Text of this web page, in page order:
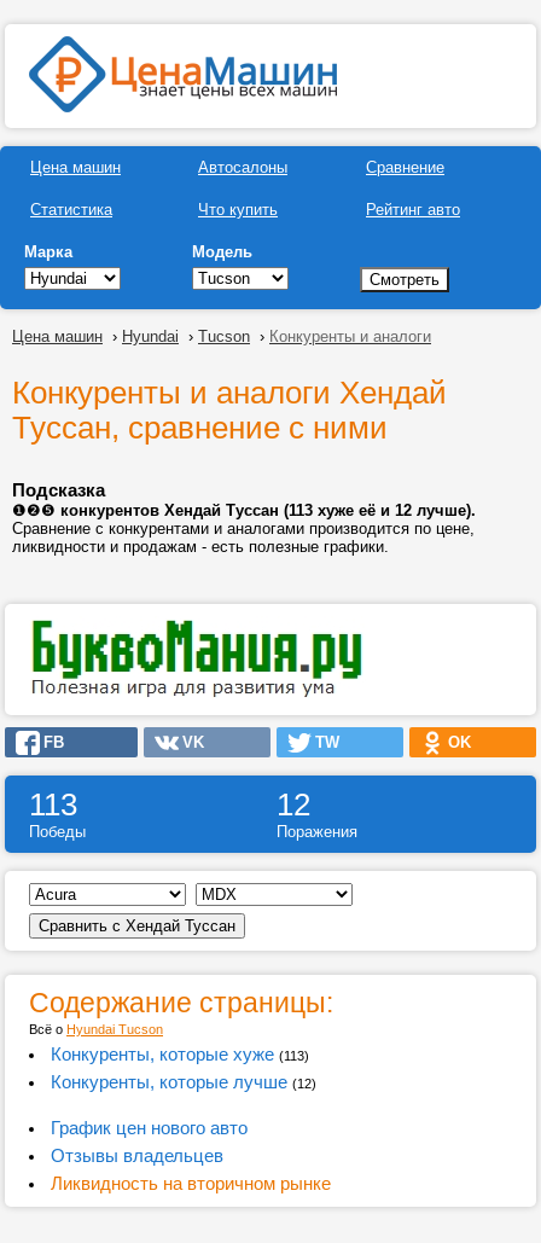
Цена машин
Статистика
Автосалоны
Что купить
Сравнение
Рейтинг авто
Марка Модель
Цена машин › Hyundai › Tucson › Конкуренты и аналоги
Конкуренты и аналоги Хендай
Туссан, сравнение с ними
Подсказка
❶❷❺ конкурентов Хендай Туссан (113 хуже её и 12 лучше).
Сравнение с конкурентами и аналогами производится по цене,
ликвидности и продажам - есть полезные графики.
FB VK TW OK
113 12
Победы Поражения
Содержание страницы:
Всё о Hyundai Tucson
Конкуренты, которые хуже (113)
Конкуренты, которые лучше (12)
График цен нового авто
Отзывы владельцев
Ликвидность на вторичном рынке